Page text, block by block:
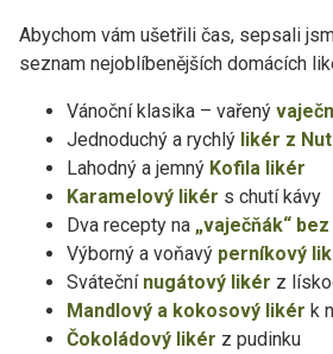
Abychom vám ušetřili čas, sepsali
seznam nejoblíbenějších domácích
Vánoční klasika – vařený
Jednoduchý a rychlý likér z
Lahodný a jemný Kofila likér
Karamelový likér s chutí kávy
Dva recepty na „vaječňák“
Výborný a voňavý perníkový
Sváteční nugátový likér z
Mandlový a kokosový likér k
Čokoládový likér z pudinku